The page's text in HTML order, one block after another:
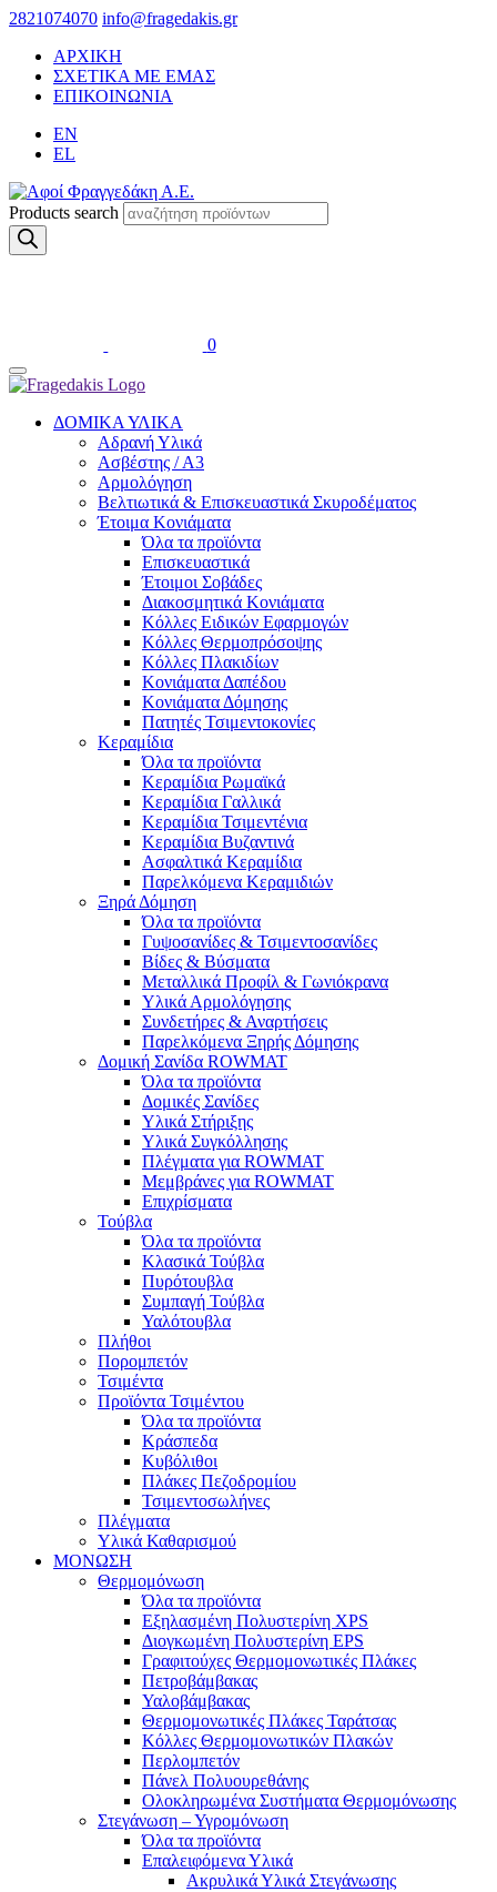
2821074070 info@fragedakis.gr
ΑΡΧΙΚΗ
ΣΧΕΤΙΚΑ ΜΕ ΕΜΑΣ
ΕΠΙΚΟΙΝΩΝΙΑ
EN
EL
Products search
0
ΔΟΜΙΚΑ ΥΛΙΚΑ
Αδρανή Υλικά
Ασβέστης / Α3
Αρμολόγηση
Βελτιωτικά & Επισκευαστικά Σκυροδέματος
Έτοιμα Κονιάματα
Όλα τα προϊόντα
Επισκευαστικά
Έτοιμοι Σοβάδες
Διακοσμητικά Κονιάματα
Κόλλες Ειδικών Εφαρμογών
Κόλλες Θερμοπρόσοψης
Κόλλες Πλακιδίων
Κονιάματα Δαπέδου
Κονιάματα Δόμησης
Πατητές Τσιμεντοκονίες
Κεραμίδια
Όλα τα προϊόντα
Κεραμίδια Ρωμαϊκά
Κεραμίδια Γαλλικά
Κεραμίδια Τσιμεντένια
Κεραμίδια Βυζαντινά
Ασφαλτικά Κεραμίδια
Παρελκόμενα Κεραμιδιών
Ξηρά Δόμηση
Όλα τα προϊόντα
Γυψοσανίδες & Τσιμεντοσανίδες
Βίδες & Βύσματα
Μεταλλικά Προφίλ & Γωνιόκρανα
Υλικά Αρμολόγησης
Συνδετήρες & Αναρτήσεις
Παρελκόμενα Ξηρής Δόμησης
Δομική Σανίδα ROWMAT
Όλα τα προϊόντα
Δομικές Σανίδες
Υλικά Στήριξης
Υλικά Συγκόλλησης
Πλέγματα για ROWMAT
Μεμβράνες για ROWMAT
Επιχρίσματα
Τούβλα
Όλα τα προϊόντα
Κλασικά Τούβλα
Πυρότουβλα
Συμπαγή Τούβλα
Υαλότουβλα
Πλήθοι
Πορομπετόν
Τσιμέντα
Προϊόντα Τσιμέντου
Όλα τα προϊόντα
Κράσπεδα
Κυβόλιθοι
Πλάκες Πεζοδρομίου
Τσιμεντοσωλήνες
Πλέγματα
Υλικά Καθαρισμού
ΜΟΝΩΣΗ
Θερμομόνωση
Όλα τα προϊόντα
Εξηλασμένη Πολυστερίνη XPS
Διογκωμένη Πολυστερίνη EPS
Γραφιτούχες Θερμομονωτικές Πλάκες
Πετροβάμβακας
Υαλοβάμβακας
Θερμομονωτικές Πλάκες Ταράτσας
Κόλλες Θερμομονωτικών Πλακών
Περλομπετόν
Πάνελ Πολυουρεθάνης
Ολοκληρωμένα Συστήματα Θερμομόνωσης
Στεγάνωση – Υγρομόνωση
Όλα τα προϊόντα
Επαλειφόμενα Υλικά
Ακρυλικά Υλικά Στεγάνωσης